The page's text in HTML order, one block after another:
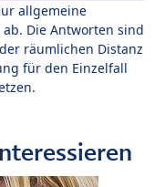
allgemeine
Die Antworten sind
räumlichen Distanz
für den Einzelfall